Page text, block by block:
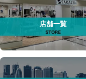
店舗一覧